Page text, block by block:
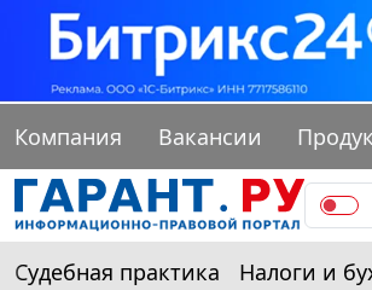
Компания Вакансии
Судебная практика Налоги и